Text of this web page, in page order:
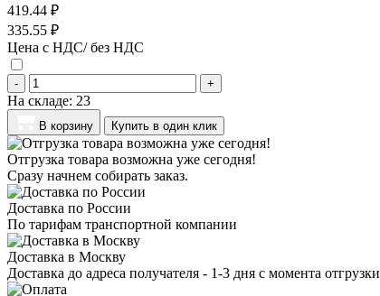
419.44 ₽
335.55 ₽
Цена с НДС/ без НДС
- +
На складе: 23
В корзину Купить в один клик
Отгрузка товара возможна уже сегодня!
Сразу начнем собирать заказ.
Доставка по России
По тарифам транспортной компании
Доставка в Москву
Доставка до адреса получателя - 1-3 дня с момента отгрузки